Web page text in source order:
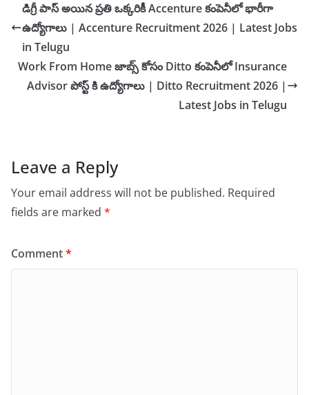
డిగ్రీ పాస్ అయిన ప్రతి ఒక్కరికీ Accenture కంపెనీలో భారీగా
ఉద్యోగాలు | Accenture Recruitment 2026 | Latest Jobs
in Telugu
Work From Home జాబ్స్ కోసం Ditto కంపెనీలో Insurance
Advisor పోస్ట్ కి ఉద్యోగాలు | Ditto Recruitment 2026 |
Latest Jobs in Telugu
Leave a Reply
Your email address will not be published. Required
fields are marked *
Comment*